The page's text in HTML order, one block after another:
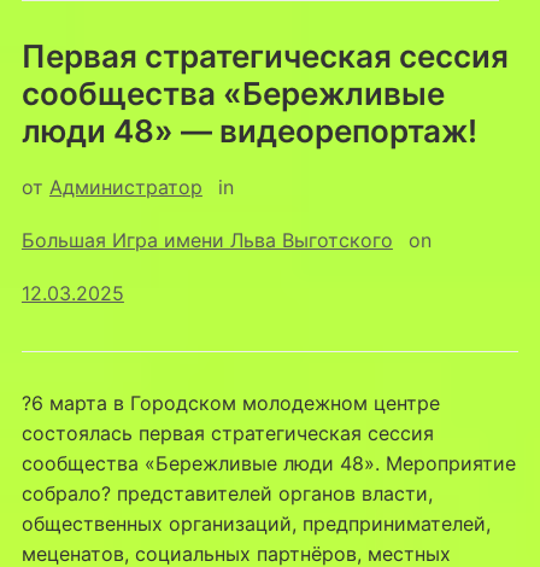
Первая стратегическая сессия
сообщества «Бережливые
люди 48» — видеорепортаж!
от Администратор in
Большая Игра имени Льва Выготского on
12.03.2025
?6 марта в Городском молодежном центре
состоялась первая стратегическая сессия
сообщества «Бережливые люди 48». Мероприятие
собрало? представителей органов власти,
общественных организаций, предпринимателей,
меценатов, социальных партнёров, местных